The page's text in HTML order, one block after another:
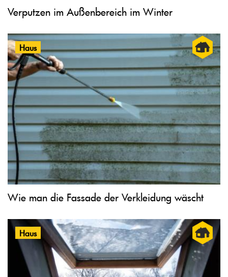
Verputzen im Außenbereich im Winter
Haus
Wie man die Fassade der Verkleidung wäscht
Haus